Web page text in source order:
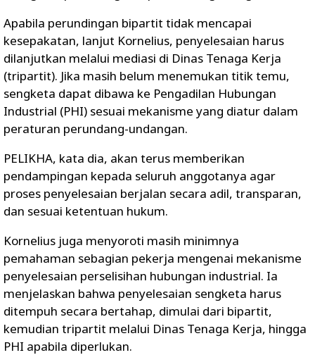
Apabila perundingan bipartit tidak mencapai
kesepakatan, lanjut Kornelius, penyelesaian harus
dilanjutkan melalui mediasi di Dinas Tenaga Kerja
(tripartit). Jika masih belum menemukan titik temu,
sengketa dapat dibawa ke Pengadilan Hubungan
Industrial (PHI) sesuai mekanisme yang diatur dalam
peraturan perundang-undangan.
PELIKHA, kata dia, akan terus memberikan
pendampingan kepada seluruh anggotanya agar
proses penyelesaian berjalan secara adil, transparan,
dan sesuai ketentuan hukum.
Kornelius juga menyoroti masih minimnya
pemahaman sebagian pekerja mengenai mekanisme
penyelesaian perselisihan hubungan industrial. Ia
menjelaskan bahwa penyelesaian sengketa harus
ditempuh secara bertahap, dimulai dari bipartit,
kemudian tripartit melalui Dinas Tenaga Kerja, hingga
PHI apabila diperlukan.